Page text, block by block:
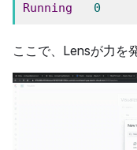
Running
0
ここで、Lensが力を